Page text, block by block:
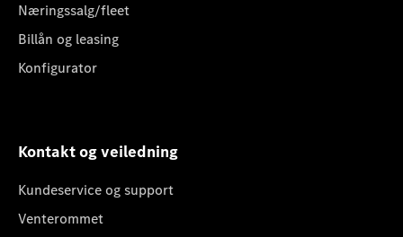
Næringssalg/fleet
Billån og leasing
Konfigurator
Kontakt og veiledning
Kundeservice og support
Venterommet